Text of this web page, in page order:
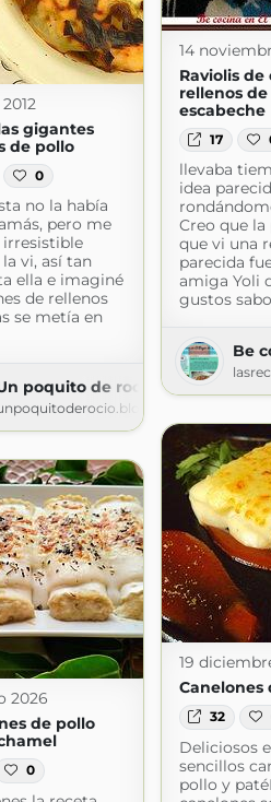
14
Raviolis de
rellenos
escabeche
17
llevaba
idea
Creo que
que vi una
parecida
amiga Yoli
gustos
Be
gigantes
de pollo
0
no la había
pero me
irresistible
vi, así tan
ella e imaginé
de rellenos
se metía en
poquito de rocio
19
Canelones
32
Deliciosos
sencillos
pollo y
2026
de pollo
0